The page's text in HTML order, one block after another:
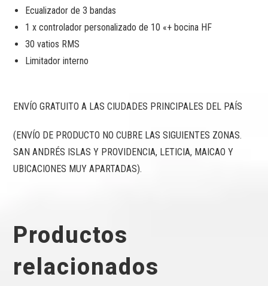
Ecualizador de 3 bandas
1 x controlador personalizado de 10 «+ bocina HF
30 vatios RMS
Limitador interno
ENVÍO GRATUITO A LAS CIUDADES PRINCIPALES DEL PAÍS
(ENVÍO DE PRODUCTO NO CUBRE LAS SIGUIENTES ZONAS.
SAN ANDRÉS ISLAS Y PROVIDENCIA, LETICIA, MAICAO Y
UBICACIONES MUY APARTADAS).
Productos
relacionados